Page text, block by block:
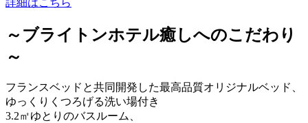
～ブライトンホテル癒しへのこだわり
～
フランスベッドと共同開発した最高品質オリジナルベッド、
ゆっくりくつろげる洗い場付き
3.2㎡ゆとりのバスルーム、